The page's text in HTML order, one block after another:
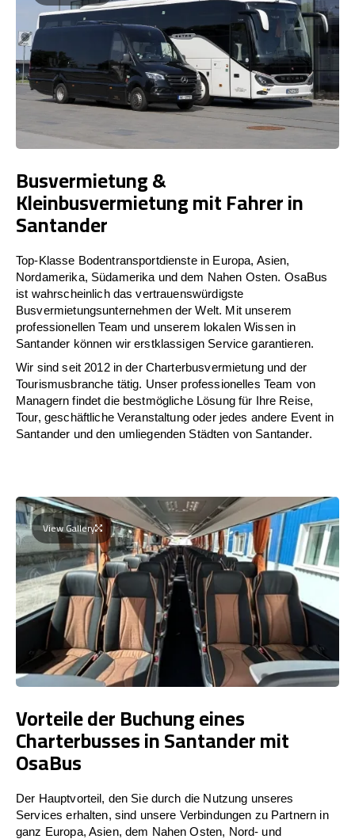
Busvermietung &
Kleinbusvermietung mit Fahrer in
Santander
Top-Klasse Bodentransportdienste in Europa, Asien,
Nordamerika, Südamerika und dem Nahen Osten. OsaBus
ist wahrscheinlich das vertrauenswürdigste
Busvermietungsunternehmen der Welt. Mit unserem
professionellen Team und unserem lokalen Wissen in
Santander können wir erstklassigen Service garantieren.
Wir sind seit 2012 in der Charterbusvermietung und der
Tourismusbranche tätig. Unser professionelles Team von
Managern findet die bestmögliche Lösung für Ihre Reise,
Tour, geschäftliche Veranstaltung oder jedes andere Event in
Santander und den umliegenden Städten von Santander.
View Gallery
Vorteile der Buchung eines
Charterbusses in Santander mit
OsaBus
Der Hauptvorteil, den Sie durch die Nutzung unseres
Services erhalten, sind unsere Verbindungen zu Partnern in
ganz Europa, Asien, dem Nahen Osten, Nord- und